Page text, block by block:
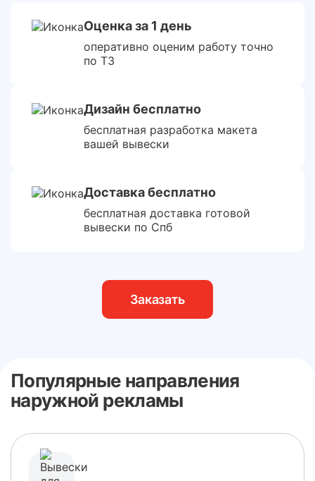
Оценка за 1 день
оперативно оценим работу точно
по ТЗ
Дизайн бесплатно
бесплатная разработка макета
вашей вывески
Доставка бесплатно
бесплатная доставка готовой
вывески по Спб
Заказать
Популярные направления
наружной рекламы